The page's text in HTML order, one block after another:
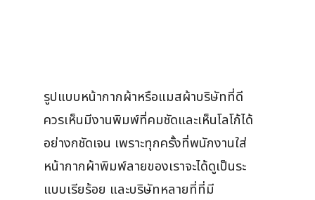
รูปแบบหน้ากากผ้าหรือแมสผ้าบริษัทที่ดี
ควรเห็นมีงานพิมพ์ที่คมชัดและเห็นโลโก้ได้
อย่างกชัดเจน เพราะทุกครั้งที่พนักงานใส่
หน้ากากผ้าพิมพ์ลายของเราจะได้ดูเป็นระ
แบบเรียร้อย และบริษัทหลายที่ที่มี